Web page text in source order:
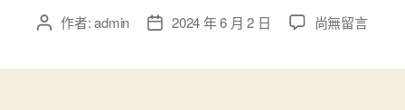
文 作者:admin
文 2024 年 6 月 2 日
在
尚無留言